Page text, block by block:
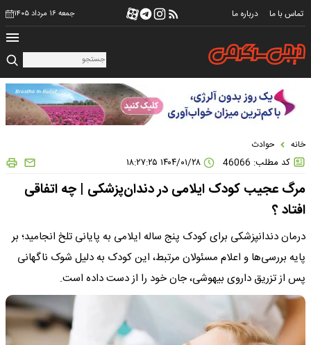
تماس با ما درباره ما جمعه ۱۶ مرداد ۱۴۰۵
خانه حوادث
کد مطلب: 46066
مرگ عجیب کودک ایلامی در دندان‌پزشکی | چه اتفاقی
افتاد ؟
درمان دندانپزشکی برای کودک پنج ساله ایلامی به پایانی تلخ انجامید؛ بر
پایه بررسی‌ها و اعلام مسئولان مرتبط، این کودک به دلیل شوک ناگهانی
پس از تزریق داروی بیهوشی، جان خود را از دست داده است.